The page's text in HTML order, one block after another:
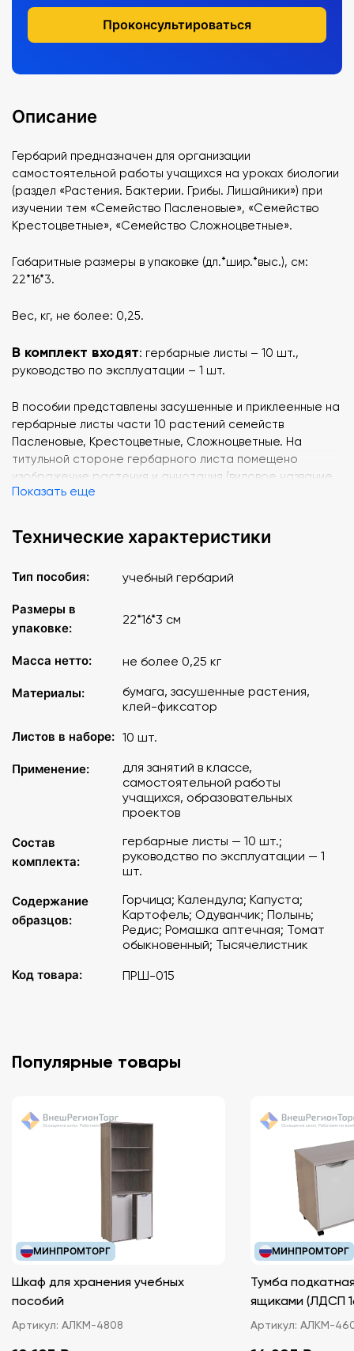
Проконсультироваться
Описание
Гербарий предназначен для организации
самостоятельной работы учащихся на уроках биологии
(раздел «Растения. Бактерии. Грибы. Лишайники») при
изучении тем «Семейство Пасленовые», «Семейство
Крестоцветные», «Семейство Сложноцветные».
Габаритные размеры в упаковке (дл.*шир.*выс.), см:
22*16*3.
Вес, кг, не более: 0,25.
В комплект входят: гербарные листы – 10 шт.,
руководство по эксплуатации – 1 шт.
В пособии представлены засушенные и приклеенные на
гербарные листы части 10 растений семейств
Пасленовые, Крестоцветные, Сложноцветные. На
титульной стороне гербарного листа помещено
изображение растения и аннотация (видовое название,
семейство, информация о строении растения, его
Перечень образцов: Горчица Календула Капуста
Томат обыкновенный Тысячелистник.
Показать еще
Технические характеристики
Тип пособия: учебный гербарий
Размеры в
упаковке:
22*16*3 см
Масса нетто: не более 0,25 кг
Материалы:
бумага, засушенные растения,
клей-фикcатор
Листов в наборе: 10 шт.
Применение:
для занятий в классе,
самостоятельной работы
учащихся, образовательных
проектов
Состав
комплекта:
гербарные листы — 10 шт.;
руководство по эксплуатации — 1
шт.
Содержание
образцов:
Горчица; Календула; Капуста;
Картофель; Одуванчик; Полынь;
Редис; Ромашка аптечная; Томат
обыкновенный; Тысячелистник
Код товара:
ПРШ-015
Популярные товары
МИНПРОМТОРГ
Шкаф для хранения учебных
пособий
Артикул: АЛКМ-4808
МИНПРОМТОРГ
Тумба
ящиками
Артикул: АЛКМ-